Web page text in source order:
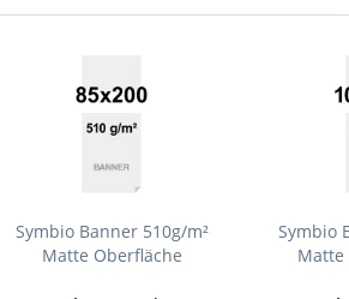
Symbio Banner 510g/m²
Matte Oberfläche
Symbio
Matte